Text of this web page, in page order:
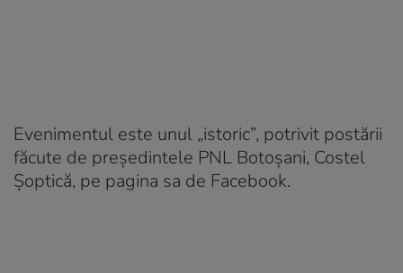
Evenimentul este unul „istoric”, potrivit postării
făcute de președintele PNL Botoșani, Costel
Șoptică, pe pagina sa de Facebook.